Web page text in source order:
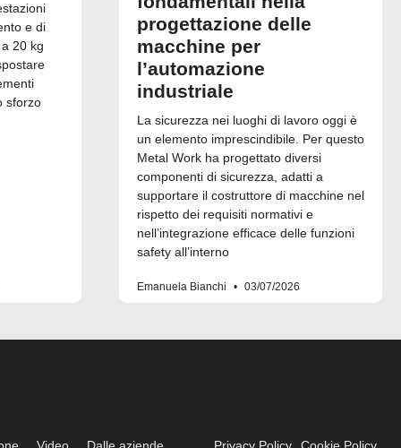
e di
20 kg
sforzo
progettazione delle
macchine per
l’automazione
industriale
La sicurezza nei luoghi di lavoro oggi è
un elemento imprescindibile. Per questo
Metal Work ha progettato diversi
componenti di sicurezza, adatti a
supportare il costruttore di macchine nel
rispetto dei requisiti normativi e
nell’integrazione efficace delle funzioni
safety all’interno
Emanuela Bianchi 03/07/2026
Video Dalle aziende Privacy Policy Cookie Policy